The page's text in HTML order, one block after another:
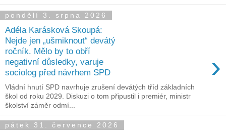
pondělí 3. srpna 2026
Adéla Karásková Skoupá:
Nejde jen „ušmiknout“ devátý
ročník. Mělo by to obří
negativní důsledky, varuje
sociolog před návrhem SPD
›
Vládní hnutí SPD navrhuje zrušení devátých tříd základních
škol od roku 2029. Diskuzi o tom připustil i premiér, ministr
školství záměr odmí...
pátek 31. července 2026